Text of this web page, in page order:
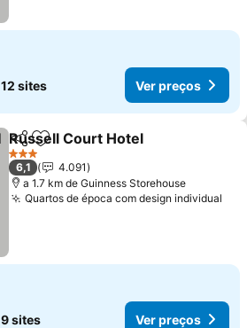
12 sites Ver preços
PartilharAdicionar aos favoritos
Russell Court Hotel
3 Estrelas
6,1
4.091
a 1.7 km de Guinness Storehouse
Quartos de época com design individual
9 sites Ver preços